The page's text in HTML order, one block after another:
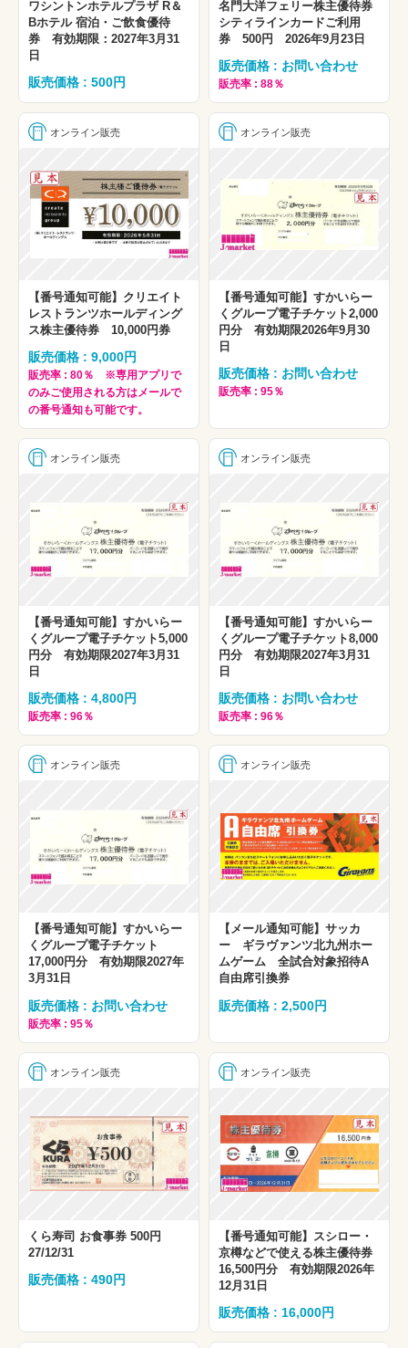
事前予約可能商品
大特価
その他
国内航空券・新幹線・夜行バスなど旅行商品
ワシントンホテルプラザ R＆
Bホテル 宿泊・ご飲食優待
券 有効期限：2027年3月31
日
販売価格 : 500円
名門大洋フェリー株主優待券
シティラインカードご利用
券 500円 2026年9月23日
販売価格 : お問い合わせ
販売率 : 88％
オンライン販売
【番号通知可能】クリエイト
レストランツホールディング
ス株主優待券 10,000円券
販売価格 : 9,000円
販売率 : 80％ ※専用アプリで
のみご使用される方はメールで
の番号通知も可能です。
オンライン販売
【番号通知可能】すかいらー
くグループ電子チケット2,000
円分 有効期限2026年9月30
日
販売価格 : お問い合わせ
販売率 : 95％
オンライン販売
【番号通知可能】すかいらー
くグループ電子チケット5,000
円分 有効期限2027年3月31
日
販売価格 : 4,800円
販売率 : 96％
オンライン販売
【番号通知可能】すかいらー
くグループ電子チケット8,000
円分 有効期限2027年3月31
日
販売価格 : お問い合わせ
販売率 : 96％
オンライン販売
【番号通知可能】すかいらー
くグループ電子チケット
17,000円分 有効期限2027年
3月31日
販売価格 : お問い合わせ
販売率 : 95％
オンライン販売
【メール通知可能】サッカ
ー ギラヴァンツ北九州ホー
ムゲーム 全試合対象招待A
自由席引換券
販売価格 : 2,500円
オンライン販売
くら寿司 お食事券 500円
27/12/31
販売価格 : 490円
オンライン販売
【番号通知可能】スシロー・
京樽などで使える株主優待券
16,500円分 有効期限2026年
12月31日
販売価格 : 16,000円